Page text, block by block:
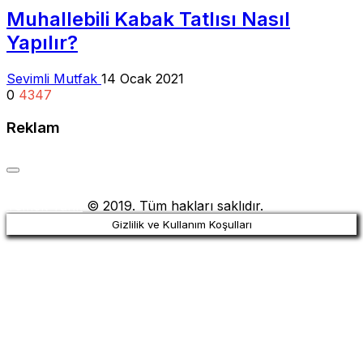
Muhallebili Kabak Tatlısı Nasıl
Yapılır?
Sevimli Mutfak 14 Ocak 2021
0 4347
Reklam
© 2019. Tüm hakları saklıdır.
Gizlilik ve Kullanım Koşulları